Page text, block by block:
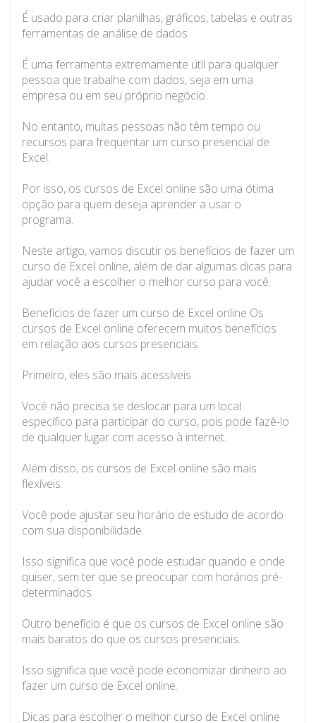
É usado para criar planilhas, gráficos, tabelas e outras
ferramentas de análise de dados.
É uma ferramenta extremamente útil para qualquer
pessoa que trabalhe com dados, seja em uma
empresa ou em seu próprio negócio.
No entanto, muitas pessoas não têm tempo ou
recursos para frequentar um curso presencial de
Excel.
Por isso, os cursos de Excel online são uma ótima
opção para quem deseja aprender a usar o
programa.
Neste artigo, vamos discutir os benefícios de fazer um
curso de Excel online, além de dar algumas dicas para
ajudar você a escolher o melhor curso para você.
Benefícios de fazer um curso de Excel online Os
cursos de Excel online oferecem muitos benefícios
em relação aos cursos presenciais.
Primeiro, eles são mais acessíveis.
Você não precisa se deslocar para um local
específico para participar do curso, pois pode fazê-lo
de qualquer lugar com acesso à internet.
Além disso, os cursos de Excel online são mais
flexíveis.
Você pode ajustar seu horário de estudo de acordo
com sua disponibilidade.
Isso significa que você pode estudar quando e onde
quiser, sem ter que se preocupar com horários pré-
determinados.
Outro benefício é que os cursos de Excel online são
mais baratos do que os cursos presenciais.
Isso significa que você pode economizar dinheiro ao
fazer um curso de Excel online.
Dicas para escolher o melhor curso de Excel online